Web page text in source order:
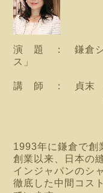
演 題 ： 鎌倉シ
ス」
講 師 ： 貞
鎌倉シ
1993年に鎌倉で創
創業以来、日本の
インジャパンのシ
徹底した中間コス